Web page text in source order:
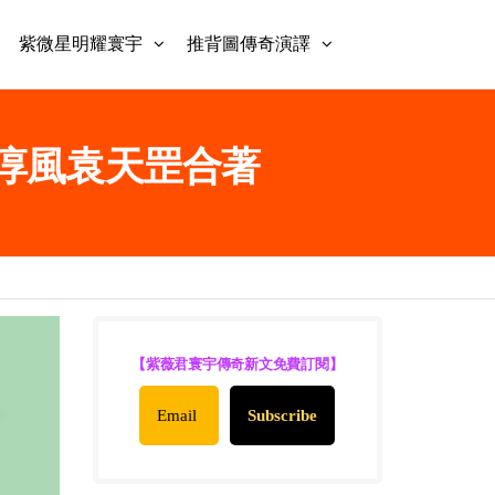
紫微星明耀寰宇 推背圖傳奇演譯
風袁天罡合著
【紫薇君寰宇傳奇新文免費訂閱】